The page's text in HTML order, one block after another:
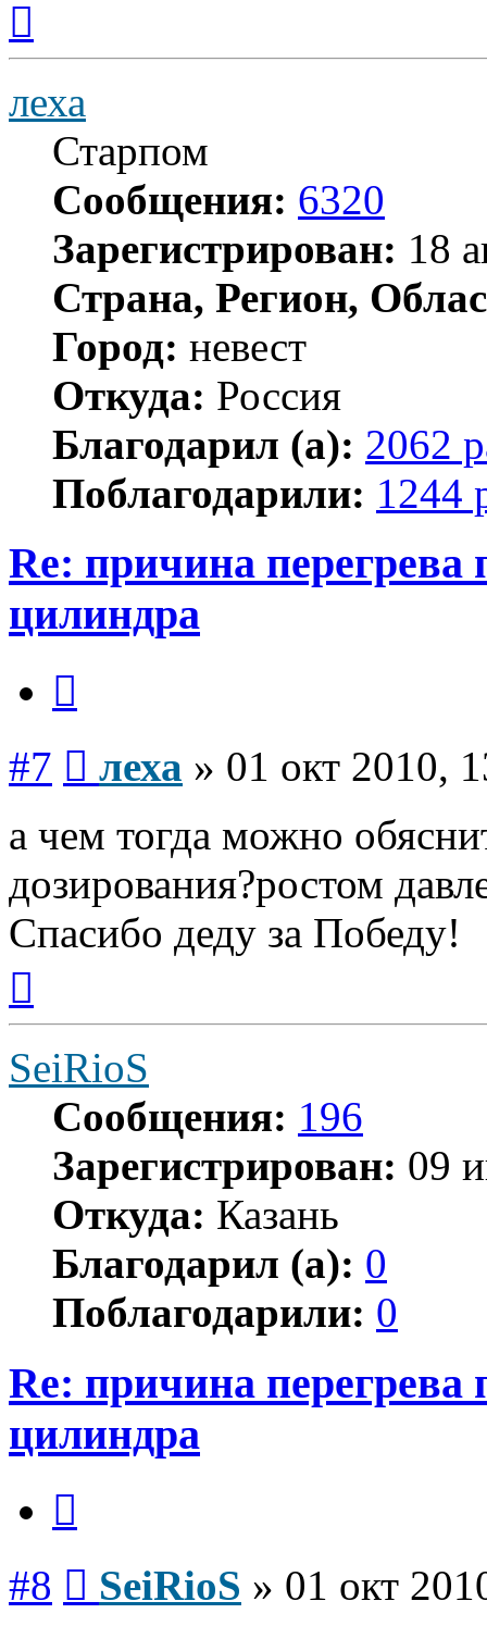
началу
леха
Старпом
Сообщения: 6320
Зарегистрирован: 18
Страна, Регион,
Город: невест
Откуда: Россия
Благодарил (а): 2062
Поблагодарили: 1244
Re: причина перегрева
цилиндра
#7 леха » 01 окт 2010,
а чем тогда можно
дозирования?ростом
Спасибо деду за Победу!
началу
SeiRioS
Сообщения: 196
Зарегистрирован: 09
Откуда: Казань
Благодарил (а): 0
Поблагодарили: 0
Re: причина перегрева
цилиндра
#8 SeiRioS » 01 окт